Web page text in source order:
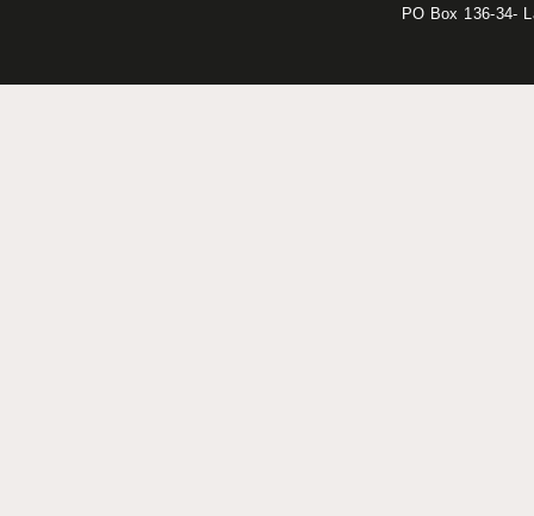
PO Box 136-34-